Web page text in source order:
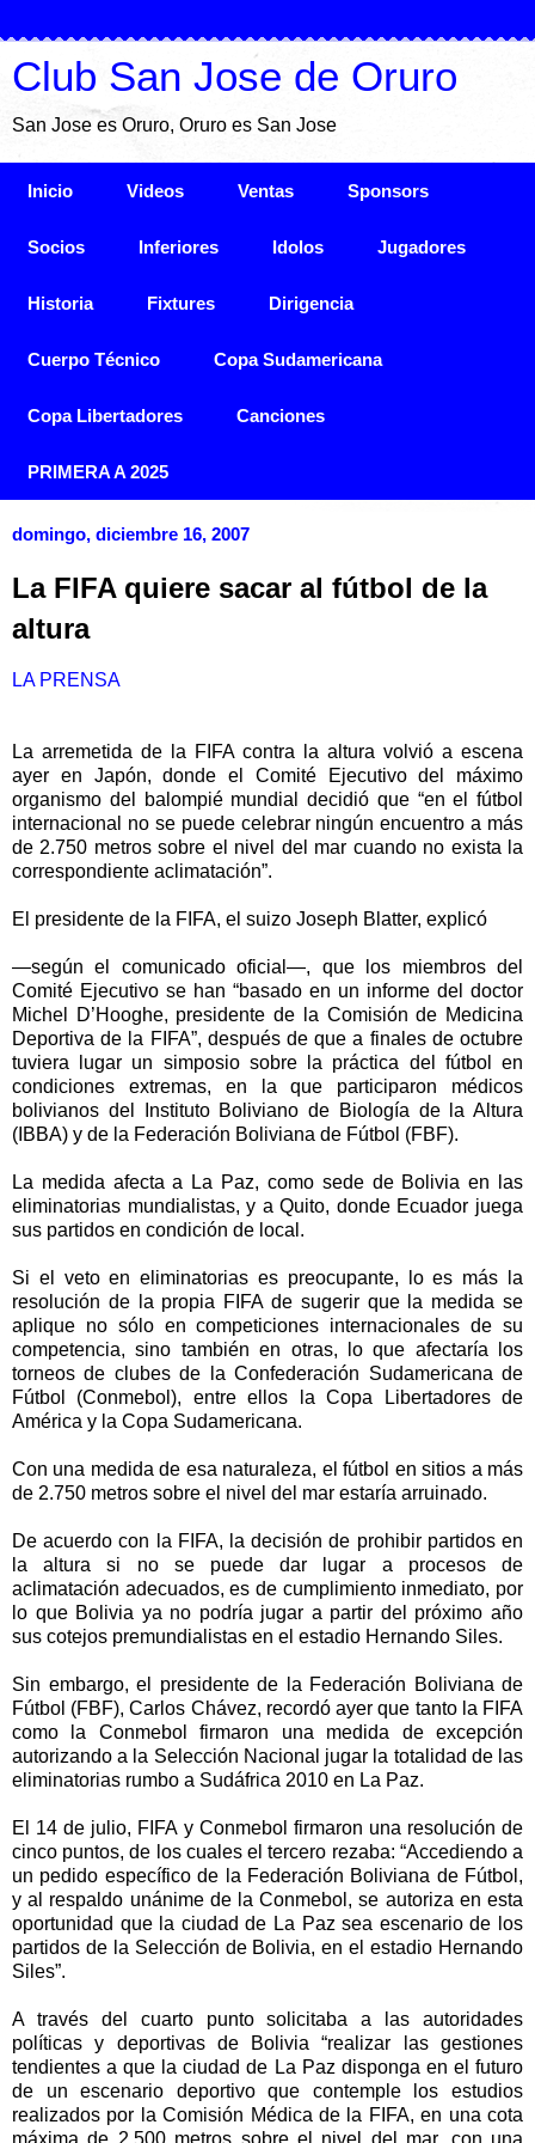
Club San Jose de Oruro
San Jose es Oruro, Oruro es San Jose
Inicio Videos Ventas Sponsors
Socios Inferiores Idolos Jugadores
Historia Fixtures Dirigencia
Cuerpo Técnico Copa Sudamericana
Copa Libertadores Canciones
PRIMERA A 2025
domingo, diciembre 16, 2007
La FIFA quiere sacar al fútbol de la
altura
LA PRENSA
La arremetida de la FIFA contra la altura volvió a escena
ayer en Japón, donde el Comité Ejecutivo del máximo
organismo del balompié mundial decidió que “en el fútbol
internacional no se puede celebrar ningún encuentro a más
de 2.750 metros sobre el nivel del mar cuando no exista la
correspondiente aclimatación”.
El presidente de la FIFA, el suizo Joseph Blatter, explicó
—según el comunicado oficial—, que los miembros del
Comité Ejecutivo se han “basado en un informe del doctor
Michel D’Hooghe, presidente de la Comisión de Medicina
Deportiva de la FIFA”, después de que a finales de octubre
tuviera lugar un simposio sobre la práctica del fútbol en
condiciones extremas, en la que participaron médicos
bolivianos del Instituto Boliviano de Biología de la Altura
(IBBA) y de la Federación Boliviana de Fútbol (FBF).
La medida afecta a La Paz, como sede de Bolivia en las
eliminatorias mundialistas, y a Quito, donde Ecuador juega
sus partidos en condición de local.
Si el veto en eliminatorias es preocupante, lo es más la
resolución de la propia FIFA de sugerir que la medida se
aplique no sólo en competiciones internacionales de su
competencia, sino también en otras, lo que afectaría los
torneos de clubes de la Confederación Sudamericana de
Fútbol (Conmebol), entre ellos la Copa Libertadores de
América y la Copa Sudamericana.
Con una medida de esa naturaleza, el fútbol en sitios a más
de 2.750 metros sobre el nivel del mar estaría arruinado.
De acuerdo con la FIFA, la decisión de prohibir partidos en
la altura si no se puede dar lugar a procesos de
aclimatación adecuados, es de cumplimiento inmediato, por
lo que Bolivia ya no podría jugar a partir del próximo año
sus cotejos premundialistas en el estadio Hernando Siles.
Sin embargo, el presidente de la Federación Boliviana de
Fútbol (FBF), Carlos Chávez, recordó ayer que tanto la FIFA
como la Conmebol firmaron una medida de excepción
autorizando a la Selección Nacional jugar la totalidad de las
eliminatorias rumbo a Sudáfrica 2010 en La Paz.
El 14 de julio, FIFA y Conmebol firmaron una resolución de
cinco puntos, de los cuales el tercero rezaba: “Accediendo a
un pedido específico de la Federación Boliviana de Fútbol,
y al respaldo unánime de la Conmebol, se autoriza en esta
oportunidad que la ciudad de La Paz sea escenario de los
partidos de la Selección de Bolivia, en el estadio Hernando
Siles”.
A través del cuarto punto solicitaba a las autoridades
políticas y deportivas de Bolivia “realizar las gestiones
tendientes a que la ciudad de La Paz disponga en el futuro
de un escenario deportivo que contemple los estudios
realizados por la Comisión Médica de la FIFA, en una cota
máxima de 2.500 metros sobre el nivel del mar, con una